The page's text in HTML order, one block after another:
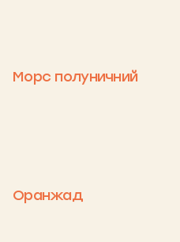
Морс полуничний
Оранжад